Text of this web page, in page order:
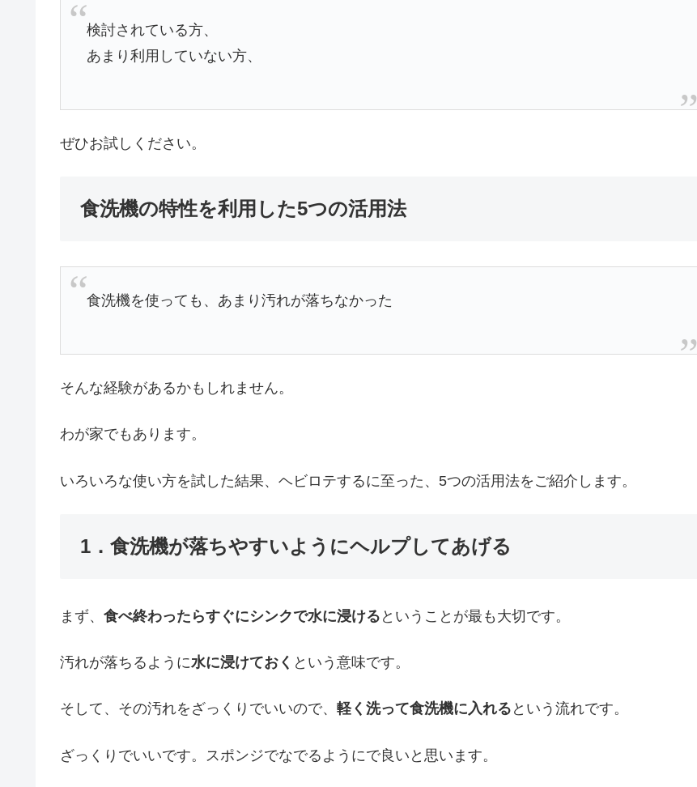
検討されている方、
あまり利用していない方、
ぜひお試しください。
食洗機の特性を利用した5つの活用法
食洗機を使っても、あまり汚れが落ちなかった
そんな経験があるかもしれません。
わが家でもあります。
いろいろな使い方を試した結果、ヘビロテするに至った、5つの活用法をご紹介します。
1．食洗機が落ちやすいようにヘルプしてあげる
まず、 食べ終わったらすぐにシンクで水に浸ける ということが最も大切です。
汚れが落ちるように水に浸けておく という意味です。
そして、その汚れをざっくりでいいので、 軽く洗って食洗機に入れる という流れです。
ざっくりでいいです。スポンジでなでるようにで良いと思います。